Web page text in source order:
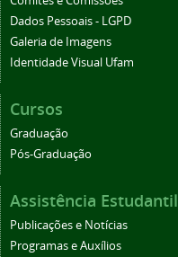
Dados Pessoais - LGPD
Galeria de Imagens
Identidade Visual Ufam
Cursos
Graduação
Pós-Graduação
Assistência Estudantil
Publicações e Notícias
Programas e Auxílios